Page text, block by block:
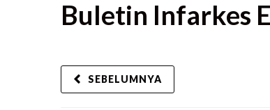
Buletin Infarkes
SEBELUMNYA